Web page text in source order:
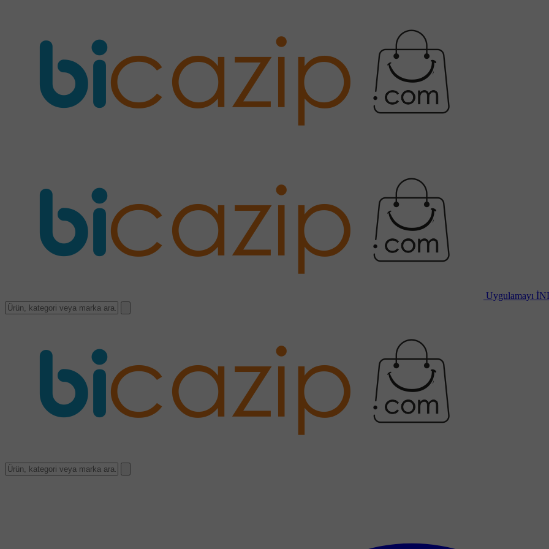
Uygulamayı